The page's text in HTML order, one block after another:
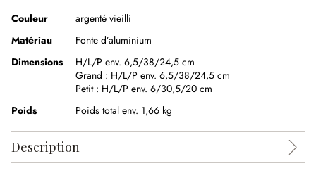
Couleur
argenté vieilli
Matériau
Fonte d’aluminium
Dimensions
H/L/P env. 6,5/38/24,5 cm
Grand : H/L/P env. 6,5/38/24,5 cm
Petit : H/L/P env. 6/30,5/20 cm
Poids
Poids total env. 1,66 kg
Description